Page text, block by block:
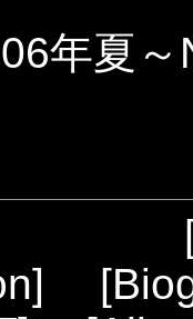
年夏
] [